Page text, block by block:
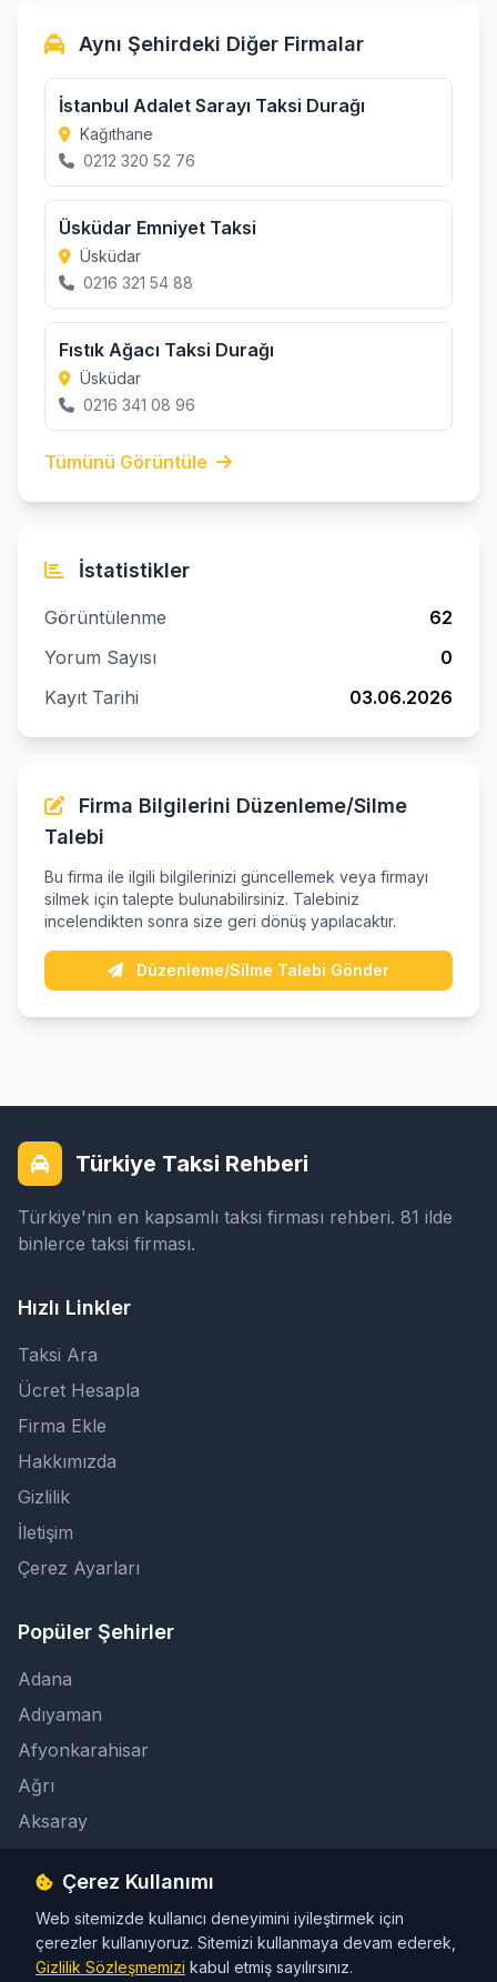
Aynı Şehirdeki Diğer Firmalar
İstanbul Adalet Sarayı Taksi Durağı
Kağıthane
0212 320 52 76
Üsküdar Emniyet Taksi
Üsküdar
0216 321 54 88
Fıstık Ağacı Taksi Durağı
Üsküdar
0216 341 08 96
Tümünü Görüntüle
İstatistikler
Görüntülenme
62
Yorum Sayısı
0
Kayıt Tarihi
03.06.2026
Firma Bilgilerini Düzenleme/Silme
Talebi
Bu firma ile ilgili bilgilerinizi güncellemek veya firmayı
silmek için talepte bulunabilirsiniz. Talebiniz
incelendikten sonra size geri dönüş yapılacaktır.
Düzenleme/Silme Talebi Gönder
Türkiye Taksi Rehberi
Türkiye'nin en kapsamlı taksi firması rehberi. 81 ilde
binlerce taksi firması.
Hızlı Linkler
Taksi Ara
Ücret Hesapla
Firma Ekle
Hakkımızda
Gizlilik
İletişim
Çerez Ayarları
Popüler Şehirler
Adana
Adıyaman
Afyonkarahisar
Ağrı
Aksaray
İletişim
info@taksicibul.com
İletişim Butonu
Çerez Kullanımı
Web sitemizde kullanıcı deneyimini iyileştirmek için
çerezler kullanıyoruz. Sitemizi kullanmaya devam ederek,
Gizlilik Sözleşmemizi kabul etmiş sayılırsınız.